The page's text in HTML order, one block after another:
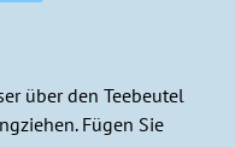
über den Teebeutel
Fügen Sie